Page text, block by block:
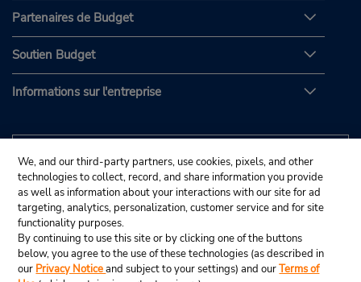
Partenaires de Budget
Soutien Budget
Informations sur l'entreprise
We, and our third-party partners, use cookies, pixels, and other
technologies to collect, record, and share information you provide
as well as information about your interactions with our site for ad
targeting, analytics, personalization, customer service and for site
functionality purposes.
By continuing to use this site or by clicking one of the buttons
below, you agree to the use of these technologies (as described in
our Privacy Noticeand subject to your settings) and ourTerms of